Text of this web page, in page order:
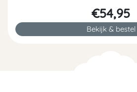
€54,95
Bekijk & bestel